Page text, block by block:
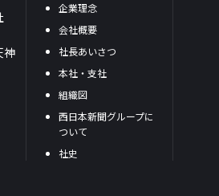
神
企業理念
会社概要
社長あいさつ
本社・支社
組織図
西日本新聞グループに
ついて
社史